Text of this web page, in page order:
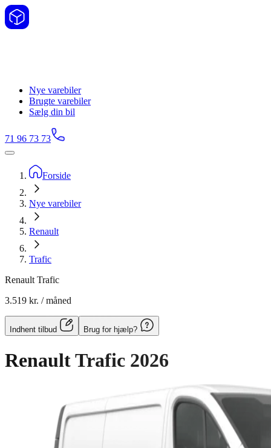
Nye varebiler
Brugte varebiler
Sælg din bil
71 96 73 73
Forside
Nye varebiler
Renault
Trafic
Renault Trafic
3.519 kr. / måned
Indhent tilbud Brug for hjælp?
Renault Trafic 2026